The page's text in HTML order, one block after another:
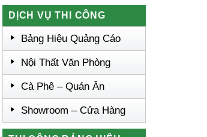
DỊCH VỤ THI CÔNG
Bảng Hiệu Quảng Cáo
Nội Thất Văn Phòng
Cà Phê – Quán Ăn
Showroom – Cửa Hàng